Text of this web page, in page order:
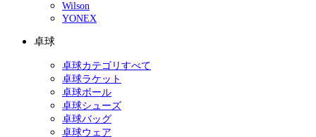
Wilson
YONEX
卓球
卓球カテゴリすべて
卓球ラケット
卓球ボール
卓球シューズ
卓球バッグ
卓球ウェア